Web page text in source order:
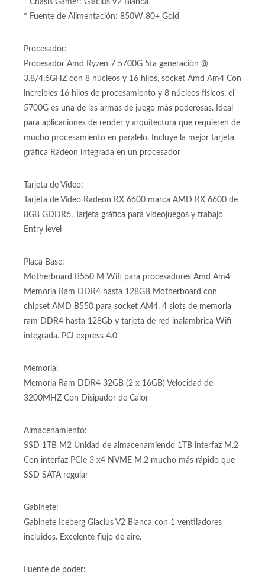
* Almacenamiento: SSD 1TB M2
* Chasis Gamer: Glacius V2 Blanca
* Fuente de Alimentación: 850W 80+ Gold
Procesador:
Procesador Amd Ryzen 7 5700G 5ta generación @
3.8/4.6GHZ con 8 núcleos y 16 hilos, socket Amd Am4 Con
increibles 16 hilos de procesamiento y 8 núcleos físicos, el
5700G es una de las armas de juego más poderosas. Ideal
mucho procesamiento en paralelo. Incluye la mejor tarjeta
gráfica Radeon integrada en un procesador
Tarjeta de Video:
8GB GDDR6. Tarjeta gráfica para videojuegos y trabajo
Entry level
Placa Base:
Motherboard B550 M Wifi para procesadores Amd Am4
Memoria Ram DDR4 hasta 128GB Motherboard con
ram DDR4 hasta 128Gb y tarjeta de red inalambrica Wifi
integrada. PCI express 4.0
Memoria Ram DDR4 32GB (2 x 16GB) Velocidad de
3200MHZ Con Disipador de Calor
Almacenamiento:
Con interfaz PCIe 3 x4 NVME M.2 mucho más rápido que
SSD SATA regular
Gabinete Iceberg Glacius V2 Blanca con 1 ventiladores